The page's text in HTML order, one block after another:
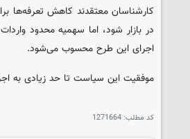
کارشناسان معتقدند کاهش تعرفه‌ها
در بازار شود، اما سهمیه محدود
اجرای این طرح محسوب می‌شود.
موفقیت این سیاست تا حد زیادی به
کد مطلب: 1271664